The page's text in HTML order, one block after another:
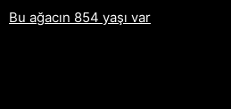
Bu ağacın 854 yaşı var